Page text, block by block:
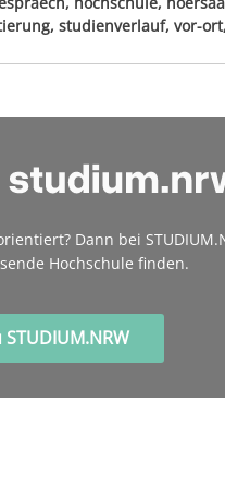
studienverlauf, vor-
Dann bei
Hochschule finden.
STUDIUM.NRW